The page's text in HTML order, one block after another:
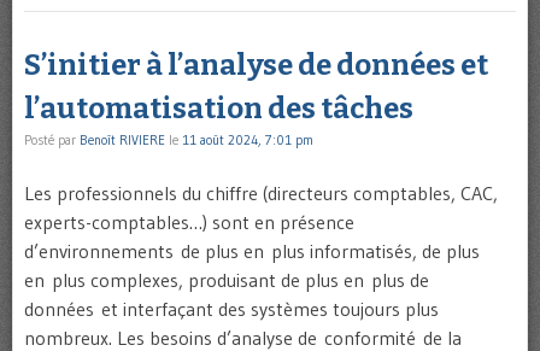
S’initier à l’analyse de données et
l’automatisation des tâches
Posté par Benoît RIVIERE le 11 août 2024, 7:01 pm
Les professionnels du chiffre (directeurs comptables, CAC,
experts-comptables…) sont en présence
d’environnements de plus en plus informatisés, de plus
en plus complexes, produisant de plus en plus de
données et interfaçant des systèmes toujours plus
nombreux. Les besoins d’analyse de conformité de la